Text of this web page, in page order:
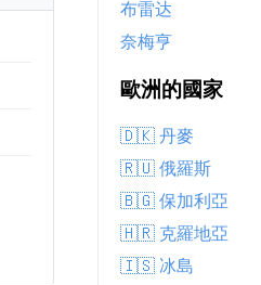
布雷达
奈梅亨
歐洲的國家
🇩🇰 丹麥
🇷🇺 俄羅斯
🇧🇬 保加利亞
🇭🇷 克羅地亞
🇮🇸 冰島